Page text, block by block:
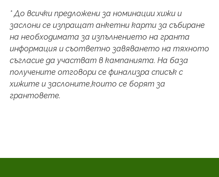
* До всички предложени за номинации хижи и
заслони се изпращат анкетни карти за събиране
на необходимата за изпълнението на гранта
информация и съответно завяването на тяхното
съгласие да участват в кампанията. На база
получените отговори се финализра списък с
хижите и заслоните,които се борят за
грантовете.